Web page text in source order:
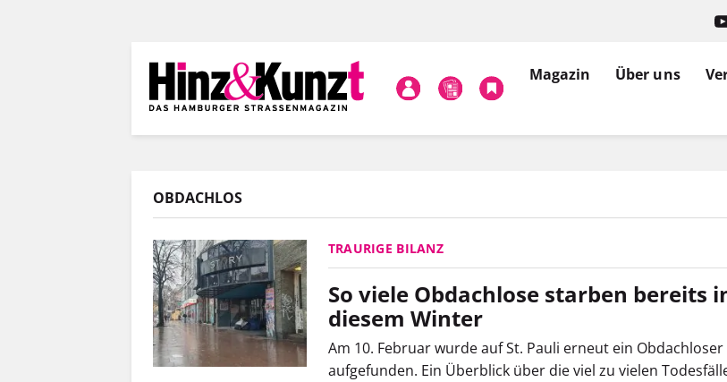
Magazin Über uns
OBDACHLOS
TRAURIGE BILANZ
So viele Obdachlose starben bereits
diesem Winter
Am 10. Februar wurde auf St. Pauli erneut ein
aufgefunden. Ein Überblick über die viel zu vielen